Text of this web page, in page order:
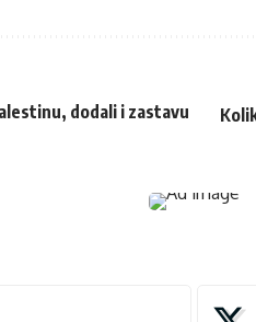
dodali i zastavu